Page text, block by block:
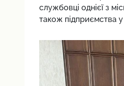
службовці однієї з
також підприємства